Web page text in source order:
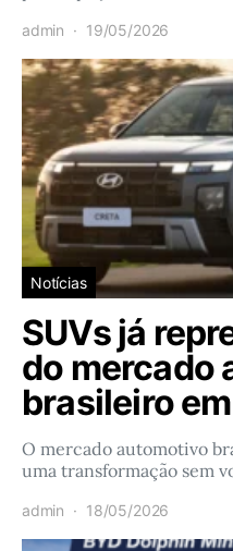
admin 19/05/2026
Notícias
SUVs já
do mercado
brasileiro
O mercado automotivo
uma transformação sem
admin 18/05/2026